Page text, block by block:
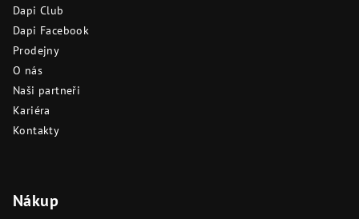
Dapi Club
Dapi Facebook
Prodejny
O nás
Naši partneři
Kariéra
Kontakty
Nákup